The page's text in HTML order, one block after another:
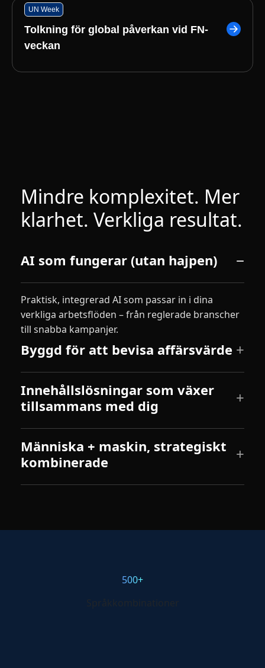
UN Week
Tolkning för global påverkan vid FN-
veckan
Mindre komplexitet. Mer
klarhet. Verkliga resultat.
AI som fungerar (utan hajpen)
Praktisk, integrerad AI som passar in i dina
verkliga arbetsflöden – från reglerade branscher
till snabba kampanjer.
Byggd för att bevisa affärsvärde
Innehållslösningar som växer
tillsammans med dig
Människa + maskin, strategiskt
kombinerade
500+